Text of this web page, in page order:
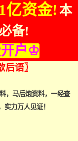
亿资金! 本
备!
户♔
语〗
，马后炮资料，一经查
力万人见证！